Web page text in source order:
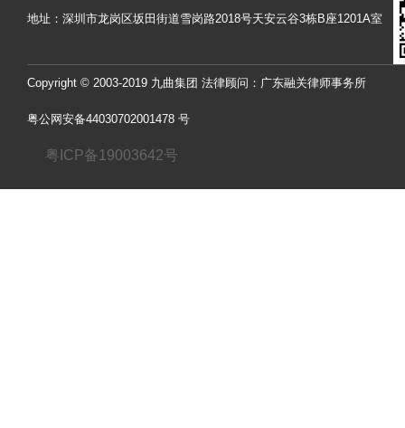
地址：深圳市龙岗区坂田街道雪岗路2018号天安云谷3栋B座1201A室
Copyright © 2003-2019 九曲集团 法律顾问：广东融关律师事务所
粤公网安备44030702001478 号
粤ICP备19003642号